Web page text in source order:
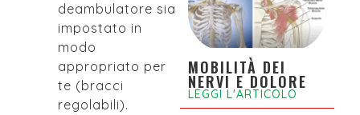
deambulatore sia
impostato in
modo
appropriato per
te (bracci
regolabili).
MOBILITÀ DEI
NERVI E DOLORE
LEGGI L'ARTICOLO